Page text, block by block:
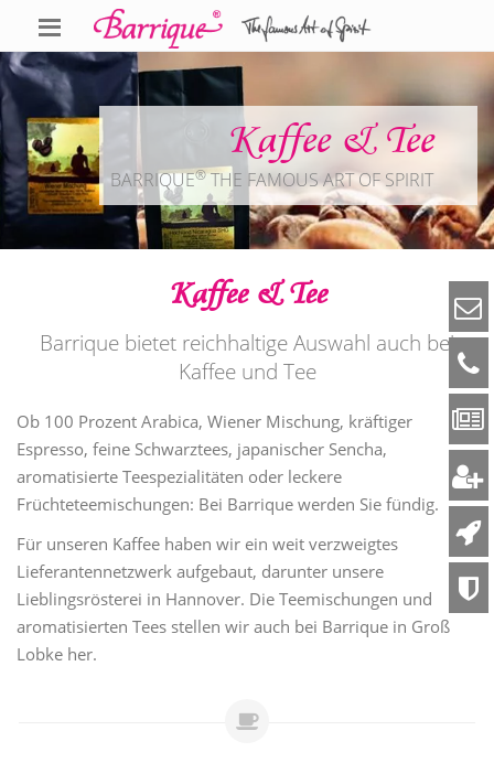
Kaffee & Tee
BARRIQUE®THE FAMOUS ART OF SPIRIT
Kaffee & Tee
Barrique bietet reichhaltige Auswahl auch bei
Kaffee und Tee
Ob 100 Prozent Arabica, Wiener Mischung, kräftiger
Espresso, feine Schwarztees, japanischer Sencha,
aromatisierte Teespezialitäten oder leckere
Früchteteemischungen: Bei Barrique werden Sie fündig.
Für unseren Kaffee haben wir ein weit verzweigtes
Lieferantennetzwerk aufgebaut, darunter unsere
Lieblingsrösterei in Hannover. Die Teemischungen und
aromatisierten Tees stellen wir auch bei Barrique in Groß
Lobke her.